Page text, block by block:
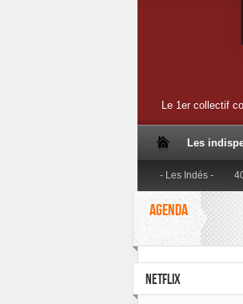
Le 1er collectif
Les
- Les Indés -
Dupuis
Hi Graphics
Rue de Sèvres
AGENDA
NETFLIX